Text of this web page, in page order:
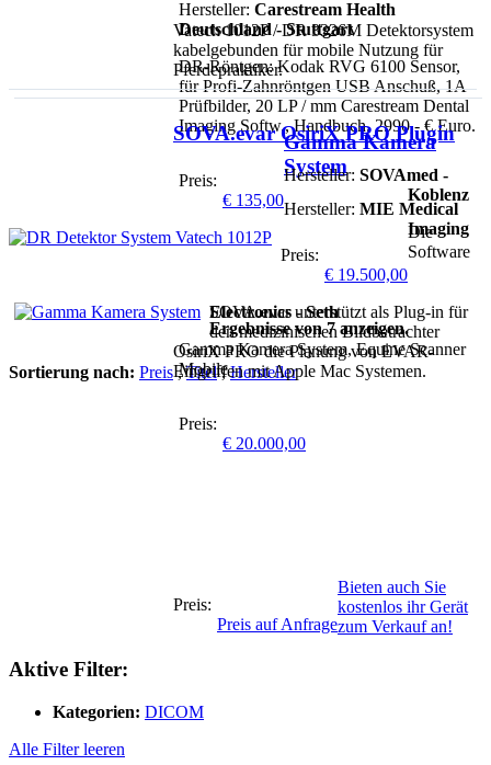
Hersteller: Carestream Health
Deutschland - Stuttgart
DR-Röntgen: Kodak RVG 6100 Sensor,
für Profi-Zahnröntgen USB Anschuß, 1A
Prüfbilder, 20 LP / mm Carestream Dental
Imaging Softw., Handbuch. 2990,- € Euro.
Preis:
€ 135,00
Vatech 1012P / DR 3326M Detektorsystem
kabelgebunden für mobile Nutzung für
Pferdepraktiker.
Preis:
€ 19.500,00
Gamma Kamera
System
Hersteller: MIE Medical
Imaging
Electronics - Seth
Gamma Kamera System, Equine Scanner
Mobile
Preis:
€ 20.000,00
SOVA.evar OsiriX PRO Plugin
Hersteller: SOVAmed -
Koblenz
Die
Software
SOVA.evar unterstützt als Plug-in für
den medizinischen Bildbetrachter
OsiriX PRO die Planung von EVAR-
Eingriffen mit Apple Mac Systemen.
Preis:
Preis auf Anfrage
Ergebnisse von 7 anzeigen.
Sortierung nach: Preis,Titel,Hersteller
Bieten auch Sie
kostenlos ihr Gerät
zum Verkauf an!
Aktive Filter:
Kategorien: DICOM
Alle Filter leeren